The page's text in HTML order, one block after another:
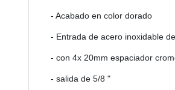
- Acabado en color dorado
- Entrada de acero inoxidable
- con 4x 20mm espaciador
- salida de 5/8 "